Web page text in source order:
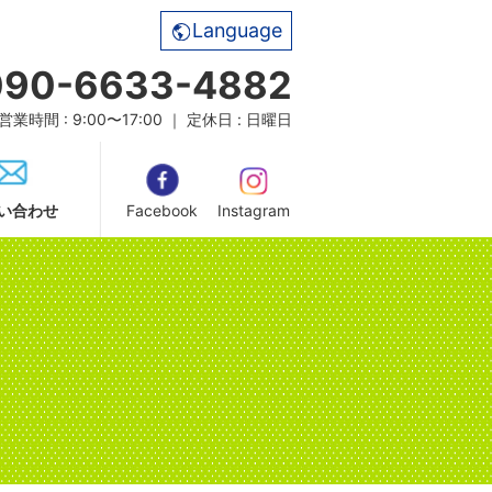
Language
6633-4882
業時間 : 9:00〜17:00 ｜ 定休日 : 日曜日
合わせ Facebook Instagram